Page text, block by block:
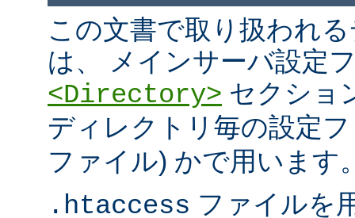
この文書で取り扱われ
は、 メインサーバ設定
<Directory> セクショ
ディレクトリ毎の設定
ファイル) かで用います
.htaccess ファイルを